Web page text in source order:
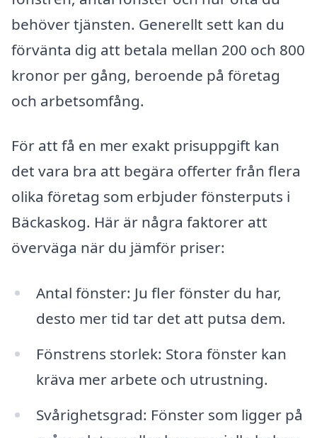
behöver tjänsten. Generellt sett kan du
förvänta dig att betala mellan 200 och 800
kronor per gång, beroende på företag
och arbetsomfång.
För att få en mer exakt prisuppgift kan
det vara bra att begära offerter från flera
olika företag som erbjuder fönsterputs i
Bäckaskog. Här är några faktorer att
överväga när du jämför priser:
Antal fönster: Ju fler fönster du har,
desto mer tid tar det att putsa dem.
Fönstrens storlek: Stora fönster kan
kräva mer arbete och utrustning.
Svårighetsgrad: Fönster som ligger på